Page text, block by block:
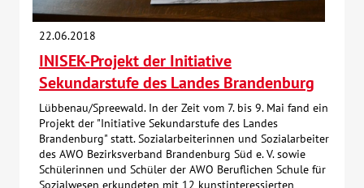
22.06.2018
INISEK-Projekt der Initiative
Sekundarstufe des Landes Brandenburg
Lübbenau/Spreewald. In der Zeit vom 7. bis 9. Mai fand ein
Projekt der "Initiative Sekundarstufe des Landes
Brandenburg" statt. Sozialarbeiterinnen und Sozialarbeiter
des AWO Bezirksverband Brandenburg Süd e. V. sowie
Schülerinnen und Schüler der AWO Beruflichen Schule für
Sozialwesen erkundeten mit 12 kunstinteressierten